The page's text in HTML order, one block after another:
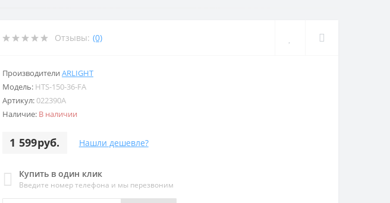
Отзывы: (0)
Производители ARLIGHT
Модель: HTS-150-36-FA
Артикул:022390А
Наличие: В наличии
1 599руб. Нашли дешевле?
Купить в один клик
Введите номер телефона и мы перезвоним